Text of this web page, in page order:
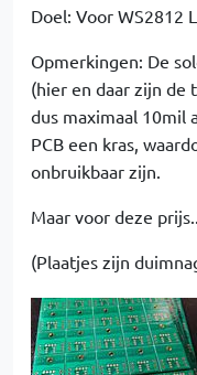
Doel: Voor WS2812
Opmerkingen: De
(hier en daar zijn de
dus maximaal 10mil
PCB een kras,
onbruikbaar zijn.
Maar voor deze
(Plaatjes zijn